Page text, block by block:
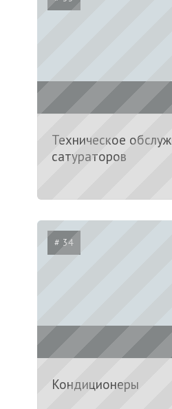
Техническое
сатураторов
# 34
Кондиционеры